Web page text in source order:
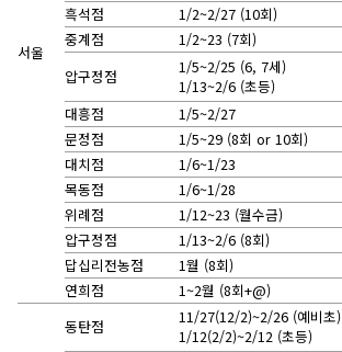
서울
흑석점
1/2~2/27 (10회)
중계점
1/2~23 (7회)
압구정점
1/5~2/25 (6, 7세)
1/13~2/6 (초등)
대흥점
1/5~2/27
문정점
1/5~29 (8회 or 10회)
대치점
1/6~1/23
목동점
1/6~1/28
위례점
1/12~23 (월수금)
압구정점
1/13~2/6 (8회)
답십리전농점
1월 (8회)
연희점
1~2월 (8회+@)
동탄점
11/27(12/2)~2/26 (예비초)
1/12(2/2)~2/12 (초등)